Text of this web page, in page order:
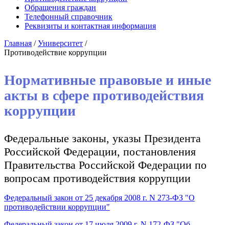
Обращения граждан
Телефонный справочник
Реквизиты и контактная информация
Главная /Университет /
Противодействие коррупции
Нормативные правовые и иные
акты в сфере противодействия
коррупции
Федеральные законы, указы Президента
Российской Федерации, постановления
Правительства Российской Федерации по
вопросам противодействия коррупции
Федеральный закон от 25 декабря 2008 г. N 273-ФЗ "О
противодействии коррупции"